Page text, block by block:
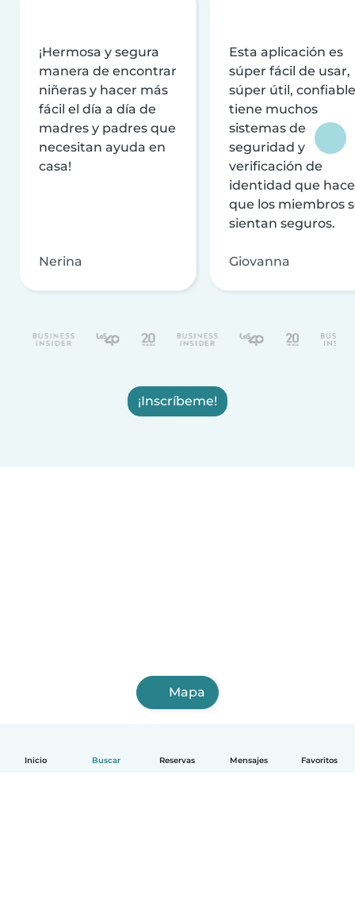
Inicio Buscar Reservas Mensajes Favoritos
¡Hermosa y segura
manera de encontrar
niñeras y hacer más
fácil el día a día de
madres y padres que
necesitan ayuda en
casa!
Nerina
Esta aplicación es
súper fácil de usar,
súper útil,
tiene muchos
sistemas de
seguridad y
verificación de
identidad que
que los miembros
sientan seguros.
Giovanna
¡Inscríbeme!
Mapa